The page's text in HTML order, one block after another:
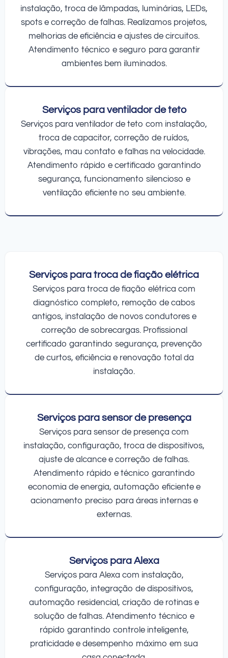
instalação, troca de lâmpadas, luminárias, LEDs,
spots e correção de falhas. Realizamos projetos,
melhorias de eficiência e ajustes de circuitos.
Atendimento técnico e seguro para garantir
ambientes bem iluminados.
Serviços para ventilador de teto
Serviços para ventilador de teto com instalação,
troca de capacitor, correção de ruídos,
vibrações, mau contato e falhas na velocidade.
Atendimento rápido e certificado garantindo
segurança, funcionamento silencioso e
ventilação eficiente no seu ambiente.
Serviços para troca de fiação elétrica
Serviços para troca de fiação elétrica com
diagnóstico completo, remoção de cabos
antigos, instalação de novos condutores e
correção de sobrecargas. Profissional
certificado garantindo segurança, prevenção
de curtos, eficiência e renovação total da
instalação.
Serviços para sensor de presença
Serviços para sensor de presença com
instalação, configuração, troca de dispositivos,
ajuste de alcance e correção de falhas.
Atendimento rápido e técnico garantindo
economia de energia, automação eficiente e
acionamento preciso para áreas internas e
externas.
Serviços para Alexa
Serviços para Alexa com instalação,
configuração, integração de dispositivos,
automação residencial, criação de rotinas e
solução de falhas. Atendimento técnico e
rápido garantindo controle inteligente,
praticidade e desempenho máximo em sua